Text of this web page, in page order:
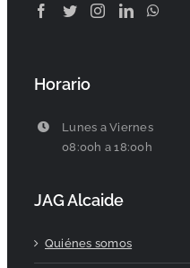
Horario
Lunes a Viernes
08:00h a 18:00h
JAG Alcaide
Quiénes somos